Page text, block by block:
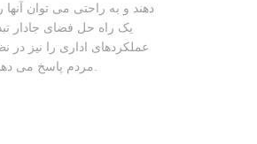
دهند و به راحتی می توان
یک راه حل فضای جادار
عملکردهای اداری را نیز در
مردم پاسخ می دهد و به طور کامل نفیس و کاربردی بودن طراحی را نشان می دهد.